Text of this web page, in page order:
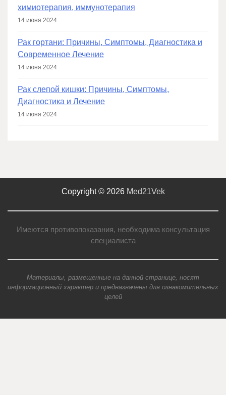
химиотерапия, иммунотерапия
14 июня 2024
Рак гортани: Причины, Симптомы, Диагностика и
Современное Лечение
14 июня 2024
Рак слепой кишки: Причины, Симптомы,
Диагностика и Лечение
14 июня 2024
Copyright © 2026 Med21Vek
Имеются противопоказания, необходима консультация
специалиста
Материалы, размещенные на данной странице, носят
информационный характер и предназначены для ознакомительных
целей